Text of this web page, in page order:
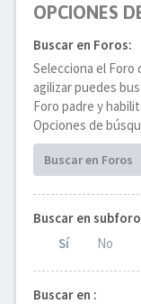
OPCIONES
Buscar en Foros:
Selecciona el Foro
agilizar puedes
Foro padre y
Opciones de
Buscar en Foros
Buscar en
Sí
No
Buscar en :